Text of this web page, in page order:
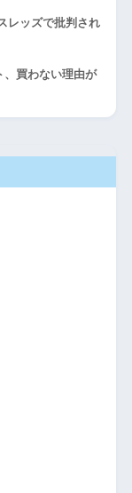
レッズで批判され
、買わない理由が